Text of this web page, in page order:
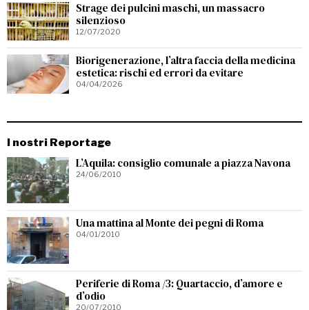
Strage dei pulcini maschi, un massacro
silenzioso
12/07/2020
Biorigenerazione, l’altra faccia della medicina
estetica: rischi ed errori da evitare
04/04/2026
I nostri Reportage
L’Aquila: consiglio comunale a piazza Navona
24/06/2010
Una mattina al Monte dei pegni di Roma
04/01/2010
Periferie di Roma /3: Quartaccio, d’amore e
d’odio
20/07/2010